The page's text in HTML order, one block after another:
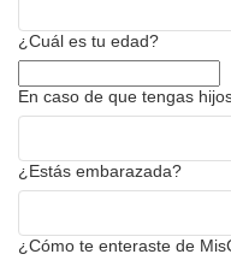
¿Cuál es tu edad?
En caso de que tengas
¿Estás embarazada?
¿Cómo te enteraste de